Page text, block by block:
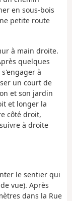
en sous-bois
petite route
à main droite.
quelques
à
un court de
et son jardin
et longer la
côté droit,
à droite
le sentier qui
vue). Après
dans la Rue